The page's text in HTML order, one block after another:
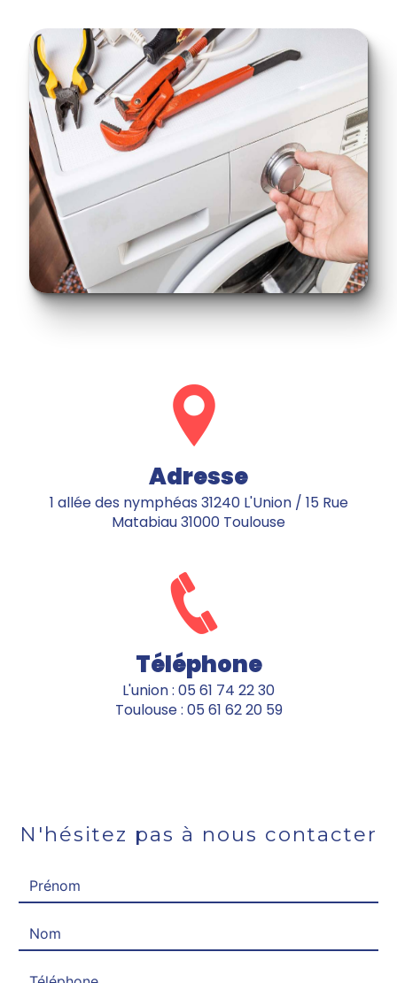
Adresse
1 allée des nymphéas 31240 L'Union / 15 Rue
Matabiau 31000 Toulouse
Téléphone
L'union : 05 61 74 22 30
Toulouse : 05 61 62 20 59
N'hésitez pas à nous contacter